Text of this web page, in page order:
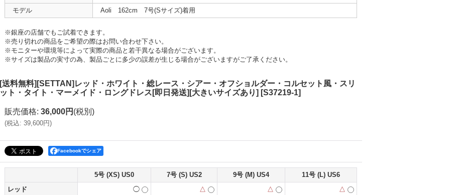
モデル
Aoli 162cm 7号(Sサイズ)着用
※銀座の店舗でもご試着できます。
※売り切れの商品をご希望の際はお問い合わせ下さい。
※モニターや環境等によって実際の商品と若干異なる場合がございます。
※サイズは製品の実寸の為、製品ごとに多少の誤差が生じる場合がございますがご了承ください。
[送料無料][SETTAN]レッド・ホワイト・総レース・シアー・オフショルダー・コルセット風・スリ
ット・タイト・マーメイド・ロングドレス[即日発送][大きいサイズあり] [S37219-1]
販売価格: 36,000円 (税別)
(税込: 39,600円)
Facebookでシェア
5号 (XS) US0 7号 (S) US2 9号 (M) US4
11号 (L) US6
レッド
◯ △ △
△